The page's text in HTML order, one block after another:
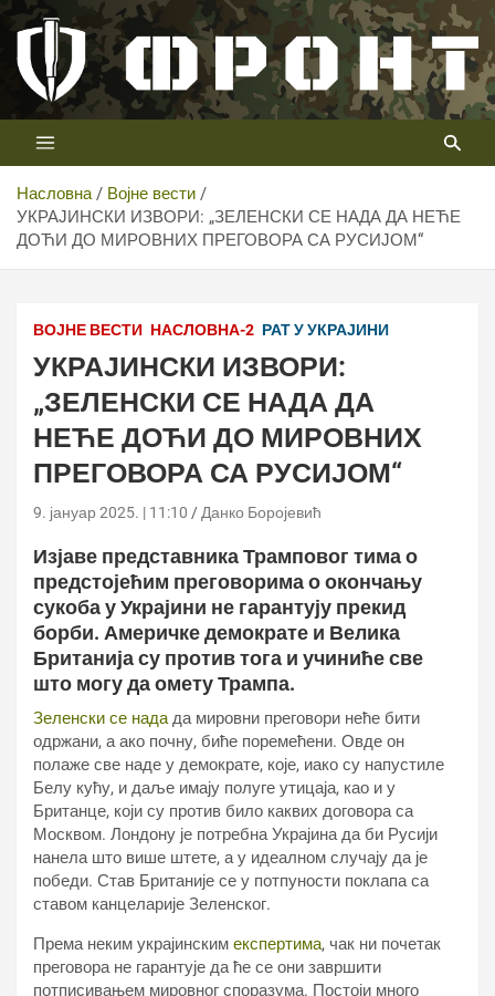
Скип
цонтент
Телевизија ФРОНТ
Први војни канал у Србији
Насловна
Војне вести
УКРАЈИНСКИ ИЗВОРИ: „ЗЕЛЕНСКИ СЕ НАДА ДА НЕЋЕ
ДОЋИ ДО МИРОВНИХ ПРЕГОВОРА СА РУСИЈОМ“
ВОЈНЕ ВЕСТИ НАСЛОВНА-2 РАТ У УКРАЈИНИ
УКРАЈИНСКИ ИЗВОРИ:
„ЗЕЛЕНСКИ СЕ НАДА ДА
НЕЋЕ ДОЋИ ДО МИРОВНИХ
ПРЕГОВОРА СА РУСИЈОМ“
9. јануар 2025. | 11:10 Данко Боројевић
Изјаве представника Трамповог тима о
предстојећим преговорима о окончању
сукоба у Украјини не гарантују прекид
борби. Америчке демократе и Велика
Британија су против тога и учиниће све
што могу да омету Трампа.
Зеленски се надада мировни преговори неће бити
одржани, а ако почну, биће поремећени. Овде он
полаже све наде у демократе, које, иако су напустиле
Белу кућу, и даље имају полуге утицаја, као и у
Британце, који су против било каквих договора са
Москвом. Лондону је потребна Украјина да би Русији
нанела што више штете, а у идеалном случају да је
победи. Став Британије се у потпуности поклапа са
ставом канцеларије Зеленског.
Према неким украјинским експертима, чак ни почетак
преговора не гарантује да ће се они завршити
потписивањем мировног споразума. Постоји много